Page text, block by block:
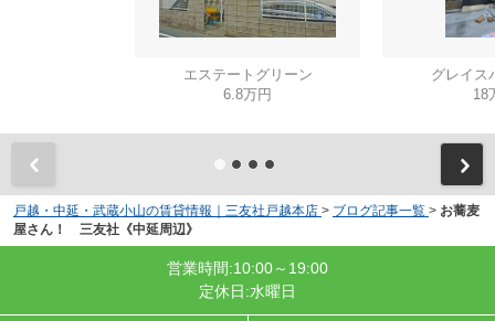
エステートグリーン
6.8万円
グレイス
18
戸越・中延・武蔵小山の賃貸情報｜三友社戸越本店 > ブログ記事一覧 > お蕎麦
屋さん！ 三友社《中延周辺》
営業時間:10:00～19:00
定休日:水曜日